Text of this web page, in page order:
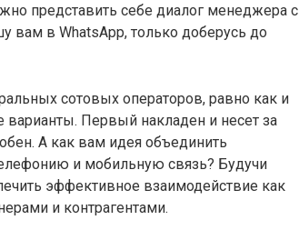
представить себе диалог менеджера с
вам в WhatsApp, только доберусь до
сотовых операторов, равно как и
Первый накладен и несет за
А как вам идея объединить
и мобильную связь? Будучи
эффективное взаимодействие как
и контрагентами.